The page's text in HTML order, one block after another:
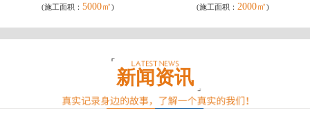
(施工面积： 5000㎡) (施工面积： 2000㎡)
新闻资讯